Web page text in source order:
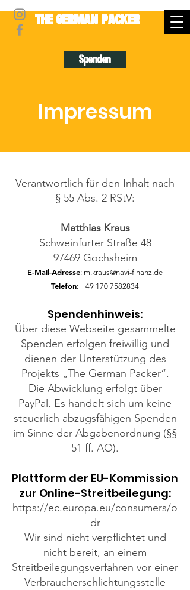
THE GERMAN PACKER
Spenden
Impressum
​Verantwortlich für den Inhalt nach
§ 55 Abs. 2 RStV:
Matthias Kraus
Schweinfurter Straße 48
97469 Gochsheim
E-Mail-Adresse: m.kraus@navi-finanz.de
Telefon: +49 170 7582834
Spendenhinweis:
Über diese Webseite gesammelte
Spenden erfolgen freiwillig und
dienen der Unterstützung des
Projekts „The German Packer“.
Die Abwicklung erfolgt über
PayPal. Es handelt sich um keine
steuerlich abzugsfähigen Spenden
im Sinne der Abgabenordnung (§§
51 ff. AO).
Plattform der EU-Kommission
zur Online-Streitbeilegung:
https://ec.europa.eu/consumers/o
dr
Wir sind nicht verpflichtet und
nicht bereit, an einem
Streitbeilegungsverfahren vor einer
Verbraucherschlichtungsstelle